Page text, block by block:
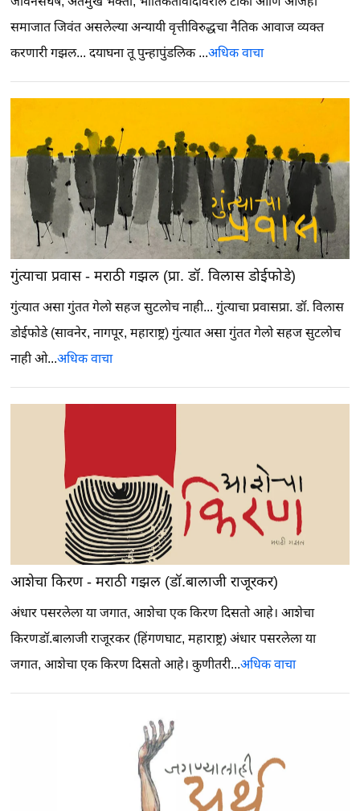
समाजात जिवंत असलेल्या अन्यायी वृत्तीविरुद्धचा नैतिक आवाज व्यक्त
करणारी गझल...दयाघना तू पुन्हापुंडलिक ...अधिक वाचा
गुंत्याचा प्रवास - मराठी गझल (प्रा. डॉ. विलास डोईफोडे)
गुंत्यात असा गुंतत गेलो सहज सुटलोच नाही...गुंत्याचा प्रवासप्रा. डॉ. विलास
डोईफोडे (सावनेर, नागपूर, महाराष्ट्र) गुंत्यात असा गुंतत गेलो सहज सुटलोच
नाही ओ...अधिक वाचा
आशेचा किरण - मराठी गझल (डॉ.बालाजी राजूरकर)
अंधार पसरलेला या जगात, आशेचा एक किरण दिसतो आहे।आशेचा
किरणडॉ.बालाजी राजूरकर (हिंगणघाट, महाराष्ट्र) अंधार पसरलेला या
जगात, आशेचा एक किरण दिसतो आहे। कुणीतरी...अधिक वाचा